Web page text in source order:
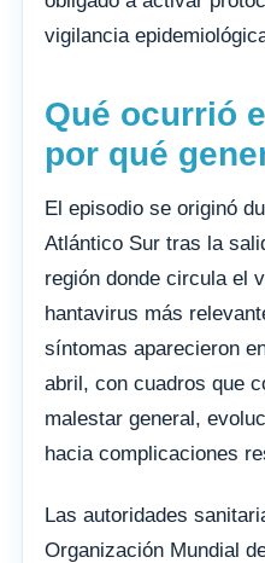
vigilancia
Qué ocurrió
por qué
El episodio se originó
Atlántico Sur tras la
región donde circula el
hantavirus más
síntomas aparecieron
abril, con cuadros que
malestar general,
hacia complicaciones
Las autoridades
Organización Mundial